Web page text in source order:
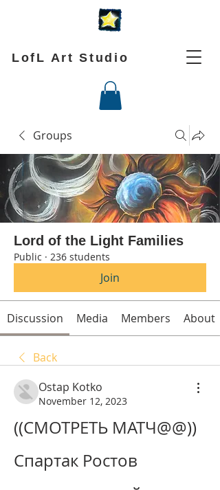
LofL Art Studio
Groups
Lord of the Light Families
Public · 236 students
Join
Discussion Media Members About
Back
Ostap Kotko
November 12, 2023
((СМОТРЕТЬ МАТЧ@@))
Спартак Ростов